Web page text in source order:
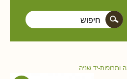
ותרופות-יד שניה